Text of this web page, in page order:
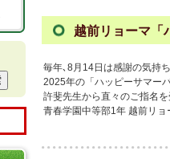
越前リョーマ「
毎年､8月14日は感謝の気持
2025年の「ハッピーサマー
許斐先生から直々のご指名
青春学園中等部1年 越前リョ